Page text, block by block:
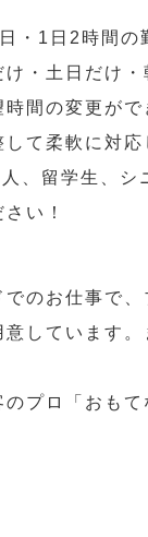
・1日2時間
・土日だけ
時間の変更が
て柔軟に対
、留学生、
い！
のお仕事で
しています
プロ「おも